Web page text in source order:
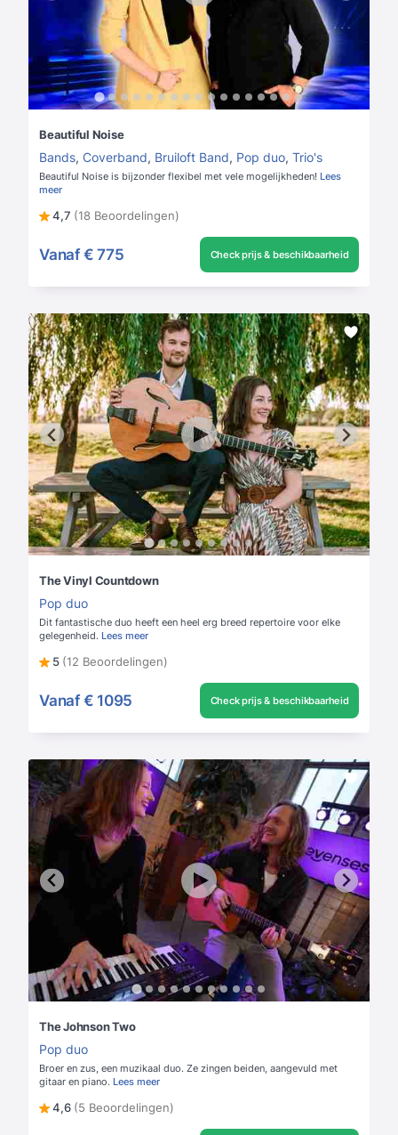
Beautiful Noise
Bands, Coverband, Bruiloft Band, Pop duo, Trio's
Beautiful Noise is bijzonder flexibel met vele mogelijkheden! Lees
meer
4,7 (18 Beoordelingen)
Vanaf € 775 Check prijs & beschikbaarheid
The Vinyl Countdown
Pop duo
Dit fantastische duo heeft een heel erg breed repertoire voor elke
gelegenheid. Lees meer
5 (12 Beoordelingen)
Vanaf € 1095 Check prijs & beschikbaarheid
The Johnson Two
Pop duo
Broer en zus, een muzikaal duo. Ze zingen beiden, aangevuld met
gitaar en piano. Lees meer
4,6 (5 Beoordelingen)